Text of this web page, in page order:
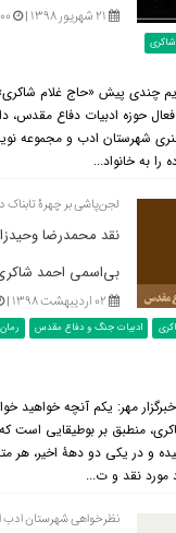
۲۱ شهریور ۱۳۹۸ |
شاکری
چندی پیش «حاج غلام شاکری»
حوزه ادبیات دفاع مقدس،
شهرستان ادب و مجموعه
به خانواد...
لجن‌پاشی بر چهرۀ
نقد محمدرضا
بی‌اسمی احمد
۰۲ اردیبهشت ۱۳۹۸ |
ادبیات جنگ و دفاع مقدس
مهر:‌ یکم آنچه خواهید
منطبق بر بوطیقایی است
و در یکی دو دهۀ اخیر، هر
مورد نقد و ت...
نظرخواهی شهرستان ادب